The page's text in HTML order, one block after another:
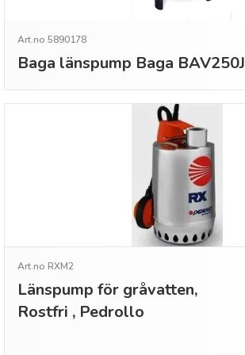
Art.no 5890178
Baga länspump Baga BAV250J
Art.no RXM2
Länspump för gråvatten,
Rostfri , Pedrollo